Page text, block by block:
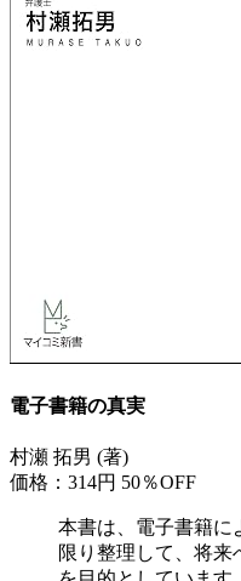
電子書籍の真実
村瀬 拓男 (著)
価格：314円 50％OFF
本書は、電子書籍に
限り整理して、将来